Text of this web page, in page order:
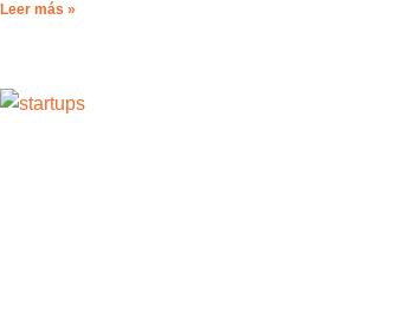
Leer más »